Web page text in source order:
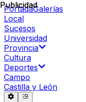
PortadaGalerías
Local
Sucesos
Universidad
Provincia
Cultura
Deportes
Campo
Castilla y León
Publicidad
Publicidad